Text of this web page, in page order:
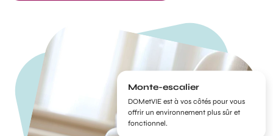
Monte-escalier
DOMetVIE est à vos côtés pour vous
offrir un environnement plus sûr et
fonctionnel.